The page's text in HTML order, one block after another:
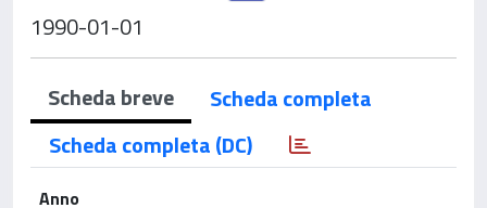
1990-01-01
Scheda breve
Scheda completa
Scheda completa (DC)
Anno